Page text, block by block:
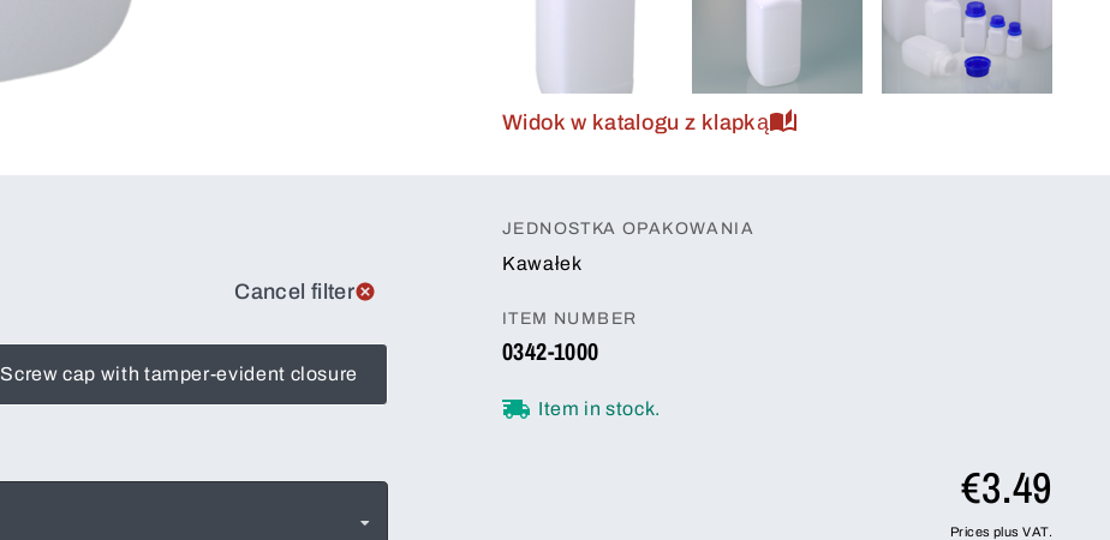
Widok w katalogu z klapką
Cancel filter
Screw cap with tamper-evident closure
JEDNOSTKA OPAKOWANIA
Kawałek
ITEM NUMBER
0342-1000
Item in stock.
€3.49
Prices plus VAT.